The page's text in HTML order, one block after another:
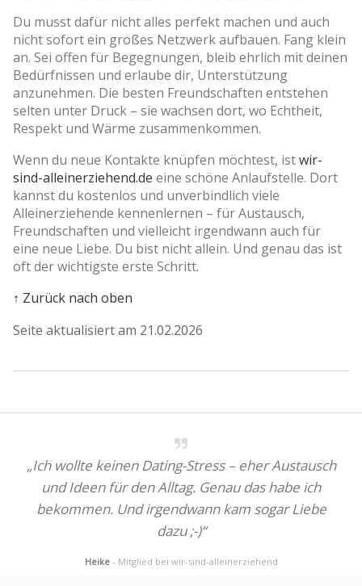
Du musst dafür nicht alles perfekt machen und auch
nicht sofort ein großes Netzwerk aufbauen. Fang klein
an. Sei offen für Begegnungen, bleib ehrlich mit deinen
Bedürfnissen und erlaube dir, Unterstützung
anzunehmen. Die besten Freundschaften entstehen
selten unter Druck – sie wachsen dort, wo Echtheit,
Respekt und Wärme zusammenkommen.
Wenn du neue Kontakte knüpfen möchtest, istwir-
sind-alleinerziehend.de eine schöne Anlaufstelle. Dort
kannst du kostenlos und unverbindlich viele
Alleinerziehende kennenlernen – für Austausch,
Freundschaften und vielleicht irgendwann auch für
eine neue Liebe. Du bist nicht allein. Und genau das ist
oft der wichtigste erste Schritt.
↑ Zurück nach oben
Seite aktualisiert am 21.02.2026
„Ich wollte keinen Dating-Stress – eher Austausch
und Ideen für den Alltag. Genau das habe ich
bekommen. Und irgendwann kam sogar Liebe
dazu ;-)“
Heike - Mitglied bei wir-sind-alleinerziehend